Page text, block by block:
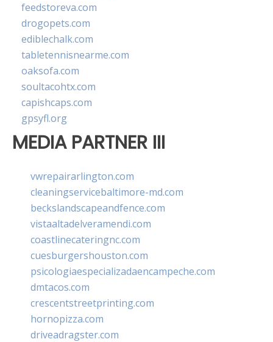
feedstoreva.com
drogopets.com
ediblechalk.com
tabletennisnearme.com
oaksofa.com
soultacohtx.com
capishcaps.com
gpsyfl.org
MEDIA PARTNER III
vwrepairarlington.com
cleaningservicebaltimore-md.com
beckslandscapeandfence.com
vistaaltadelveramendi.com
coastlinecateringnc.com
cuesburgershouston.com
psicologiaespecializadaencampeche.com
dmtacos.com
crescentstreetprinting.com
hornopizza.com
driveadragster.com